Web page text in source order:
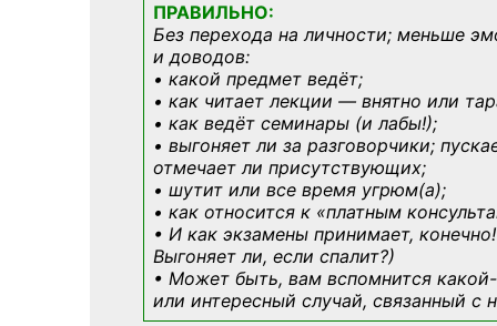
ПРАВИЛЬНО:
Без перехода на личности; меньше
и доводов:
• какой предмет ведёт;
• как читает лекции — внятно или
• как ведёт семинары (и лабы!);
• выгоняет ли за разговорчики;
отмечает ли присутствующих;
• шутит или все время угрюм(а);
• как относится к «платным
• И как экзамены принимает,
Выгоняет ли, если спалит?)
• Может быть, вам вспомнится
или интересный случай, связанный с